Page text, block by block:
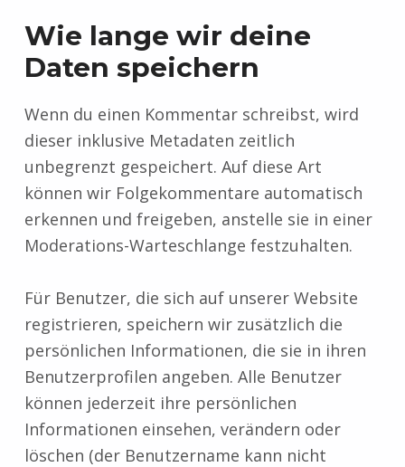
Wie lange wir deine
Daten speichern
Wenn du einen Kommentar schreibst, wird
dieser inklusive Metadaten zeitlich
unbegrenzt gespeichert. Auf diese Art
können wir Folgekommentare automatisch
erkennen und freigeben, anstelle sie in einer
Moderations-Warteschlange festzuhalten.
Für Benutzer, die sich auf unserer Website
registrieren, speichern wir zusätzlich die
persönlichen Informationen, die sie in ihren
Benutzerprofilen angeben. Alle Benutzer
können jederzeit ihre persönlichen
Informationen einsehen, verändern oder
löschen (der Benutzername kann nicht